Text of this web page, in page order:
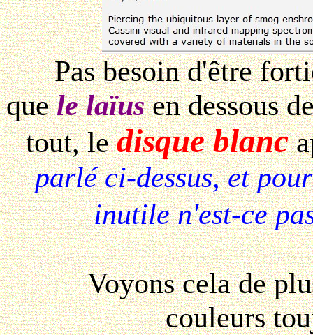
Pas besoin d'être
quele laïusen dessous
tout, ledisque blanc
parlé ci-dessus, et
inutile n'est-ce
Voyons cela de plus
couleurs